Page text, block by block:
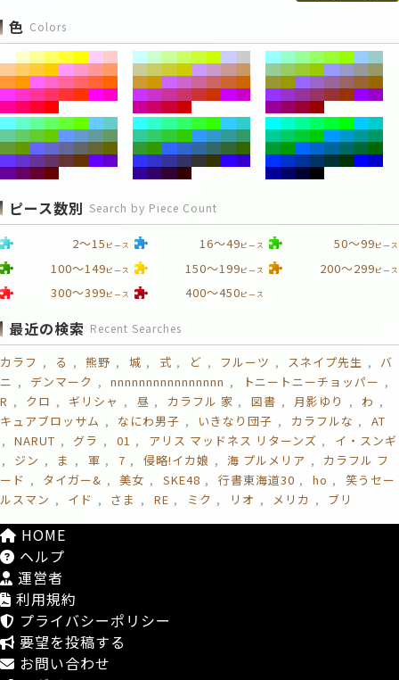
色 Colors
ピース数別 Search by Piece Count
2～15 ピース 16～49ピース 50～99ピース
100～149ピース 150～199ピース 200～299ピース
300～399ピース 400～450ピース
最近の検索 Recent Searches
カラフ る 熊野 城 式 ど フルーツ スネイプ先生
バ
ニ
デンマーク nnnnnnnnnnnnnnnn
トニートニーチョッパー
R
クロ ギリシャ 昼 カラフル 家 図書 月影ゆり
わ
キュアブロッサム
なにわ男子 いきなり団子 カラフルな
AT
NARUT
グラ 01 アリス マッドネス リターンズ
イ・スンギ
ジン
ま 軍 7 侵略!イカ娘 海 プルメリア
カラフル フ
ード
タイガー& 美女 SKE48 行書東海道30 ho
笑うセー
ルスマン
イド さま RE ミク リオ メリカ ブリ
HOME
ヘルプ
運営者
利用規約
プライバシーポリシー
要望を投稿する
お問い合わせ